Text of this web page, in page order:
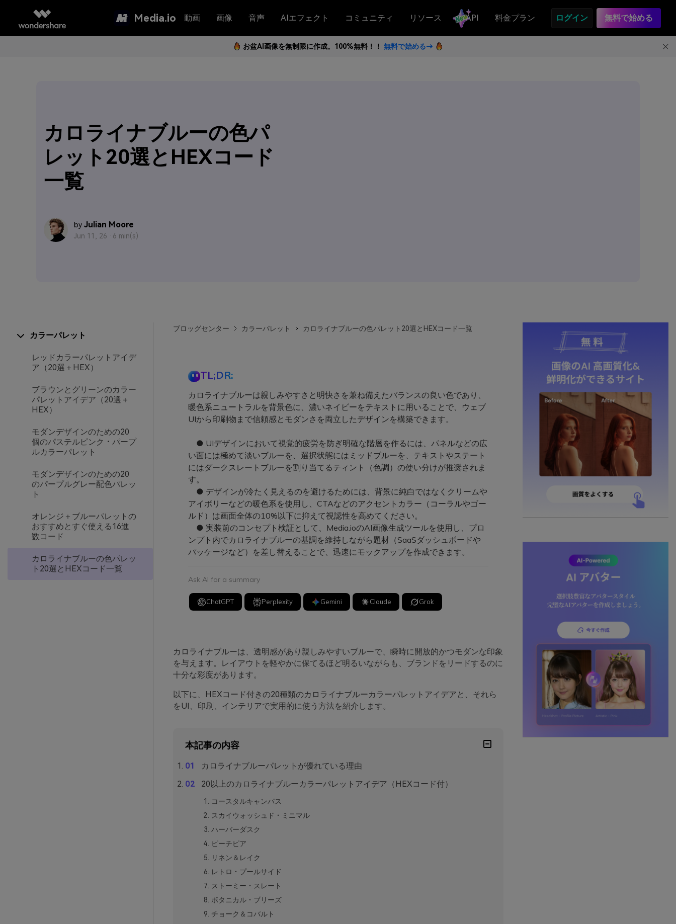
Media.io 動画 画像 音声 AIエフェクト コミュニティ リソース API 料金プラン ログイン 無料で始める
お盆AI画像を無制限に作成。100%無料！！ 無料で始める→
カロライナブルーの色パ
レット20選とHEXコード
一覧
by Julian Moore
Jun 11, 26 · 6 min(s)
カラーパレット
レッドカラーパレットアイデ
ア（20選＋HEX）
ブラウンとグリーンのカラー
パレットアイデア（20選＋
HEX）
モダンデザインのための20
個のパステルピンク・パープ
ルカラーパレット
モダンデザインのための20
のパープルグレー配色パレッ
ト
オレンジ＋ブルーパレットの
おすすめとすぐ使える16進
数コード
カロライナブルーの色パレッ
ト20選とHEXコード一覧
ブロッグセンター カラーパレット カロライナブルーの色パレット20選とHEXコード一覧
TL;DR:
カロライナブルーは親しみやすさと明快さを兼ね備えたバランスの良い色であり、
暖色系ニュートラルを背景色に、濃いネイビーをテキストに用いることで、ウェブ
UIから印刷物まで信頼感とモダンさを両立したデザインを構築できます。
● UIデザインにおいて視覚的疲労を防ぎ明確な階層を作るには、パネルなどの広
い面には極めて淡いブルーを、選択状態にはミッドブルーを、テキストやステート
にはダークスレートブルーを割り当てるティント（色調）の使い分けが推奨されま
す。
● デザインが冷たく見えるのを避けるためには、背景に純白ではなくクリームや
アイボリーなどの暖色系を使用し、CTAなどのアクセントカラー（コーラルやゴー
ルド）は画面全体の10%以下に抑えて視認性を高めてください。
● 実装前のコンセプト検証として、Media.ioのAI画像生成ツールを使用し、プロ
ンプト内でカロライナブルーの基調を維持しながら題材（SaaSダッシュボードや
パッケージなど）を差し替えることで、迅速にモックアップを作成できます。
Ask AI for a summary
ChatGPT Perplexity Gemini Claude Grok
カロライナブルーは、透明感があり親しみやすいブルーで、瞬時に開放的かつモダンな印象
を与えます。レイアウトを軽やかに保てるほど明るいながらも、ブランドをリードするのに
十分な彩度があります。
以下に、HEXコード付きの20種類のカロライナブルーカラーパレットアイデアと、それら
をUI、印刷、インテリアで実用的に使う方法を紹介します。
本記事の内容
カロライナブルーパレットが優れている理由
20以上のカロライナブルーカラーパレットアイデア（HEXコード付）
コースタルキャンパス
スカイウォッシュド・ミニマル
ハーバーダスク
ピーチピア
リネン＆レイク
レトロ・プールサイド
ストーミー・スレート
ボタニカル・ブリーズ
チョーク＆コバルト